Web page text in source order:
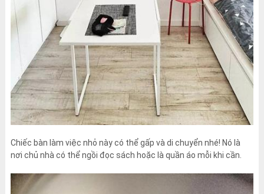
Chiếc bàn làm việc nhỏ này có thể gấp và di chuyển nhé! Nó là
nơi chủ nhà có thể ngồi đọc sách hoặc là quần áo mỗi khi cần.